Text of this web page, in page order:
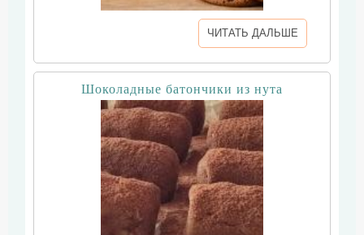
ЧИТАТЬ ДАЛЬШЕ
Шоколадные батончики из нута